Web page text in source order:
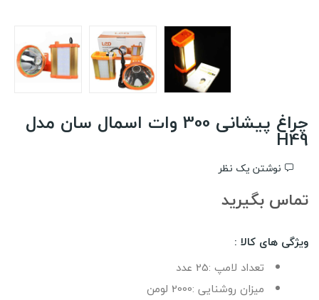
چراغ پیشانی 300 وات اسمال سان مدل
H49
نوشتن یک نظر
تماس بگیرید
ویژگی های کالا :
تعداد لامپ :25 عدد
میزان روشنایی :2000 لومن